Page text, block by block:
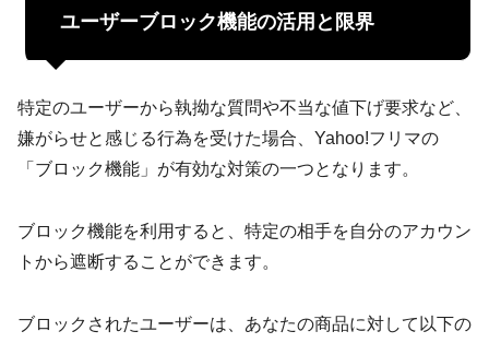
ユーザーブロック機能の活用と限界
特定のユーザーから執拗な質問や不当な値下げ要求など、
嫌がらせと感じる行為を受けた場合、Yahoo!フリマの
「ブロック機能」が有効な対策の一つとなります。
ブロック機能を利用すると、特定の相手を自分のアカウン
トから遮断することができます。
ブロックされたユーザーは、あなたの商品に対して以下の